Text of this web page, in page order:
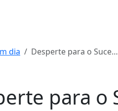
dia Desperte para o Sucesso: Seu Bom Dia de Motivação!
para o